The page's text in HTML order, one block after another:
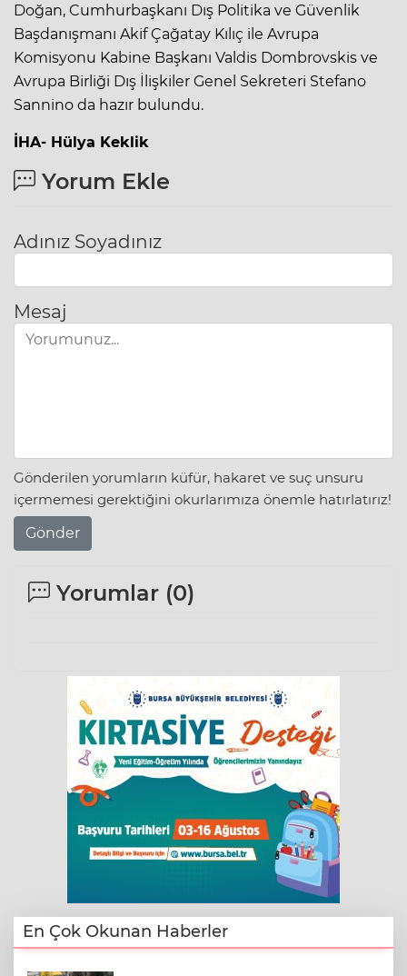
Doğan, Cumhurbaşkanı Dış Politika ve Güvenlik
Başdanışmanı Akif Çağatay Kılıç ile Avrupa
Komisyonu Kabine Başkanı Valdis Dombrovskis ve
Avrupa Birliği Dış İlişkiler Genel Sekreteri Stefano
Sannino da hazır bulundu.
İHA- Hülya Keklik
Yorum Ekle
Adınız Soyadınız
Mesaj
Gönderilen yorumların küfür, hakaret ve suç unsuru
içermemesi gerektiğini okurlarımıza önemle hatırlatırız!
Gönder
Yorumlar (0)
En Çok Okunan Haberler